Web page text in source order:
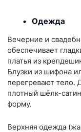
Одежда
Вечерние и
обеспечивает
платья из
Блузки из шифона
перегревают тело.
плотный шёлк-
форму.
Верхняя одежда